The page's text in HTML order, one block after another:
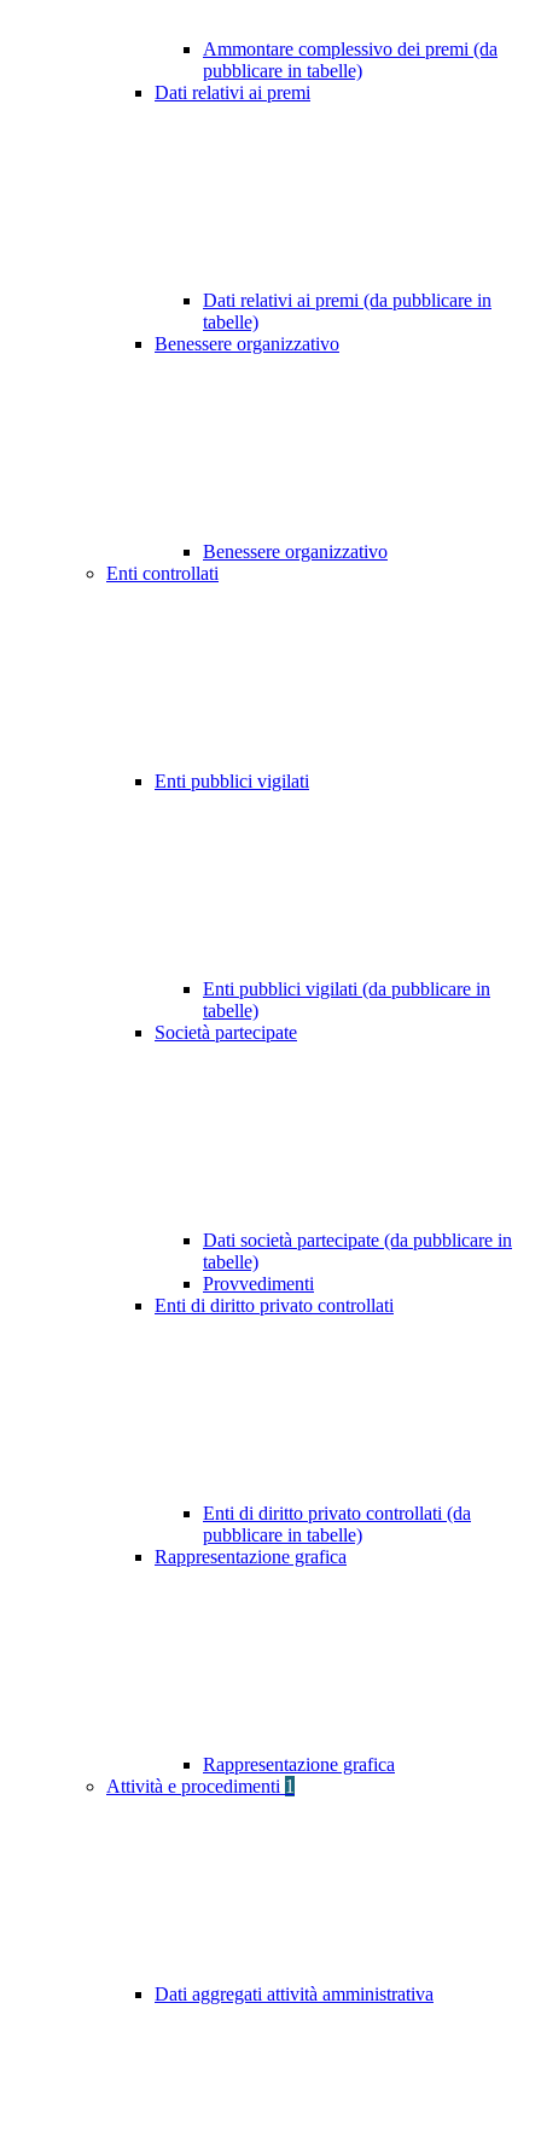
Ammontare complessivo dei premi (da
pubblicare in tabelle)
Dati relativi ai premi
Dati relativi ai premi (da pubblicare in
tabelle)
Benessere organizzativo
Benessere organizzativo
Enti controllati
Enti pubblici vigilati
Enti pubblici vigilati (da pubblicare in
tabelle)
Società partecipate
Dati società partecipate (da pubblicare in
tabelle)
Provvedimenti
Enti di diritto privato controllati
Enti di diritto privato controllati (da
pubblicare in tabelle)
Rappresentazione grafica
Rappresentazione grafica
Attività e procedimenti 1
Dati aggregati attività amministrativa